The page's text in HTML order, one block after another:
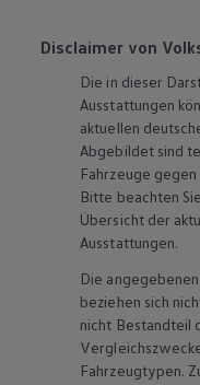
Disclaimer von
Die in dieser
Ausstattungen
aktuellen
Abgebildet sind
Fahrzeuge
Bitte beachten
Übersicht der
Ausstattungen.
Die
beziehen sich
nicht Bestandteil
Fahrzeugtypen.